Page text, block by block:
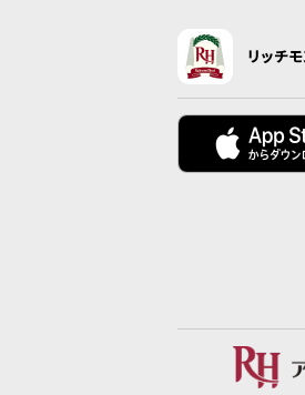
リッチ